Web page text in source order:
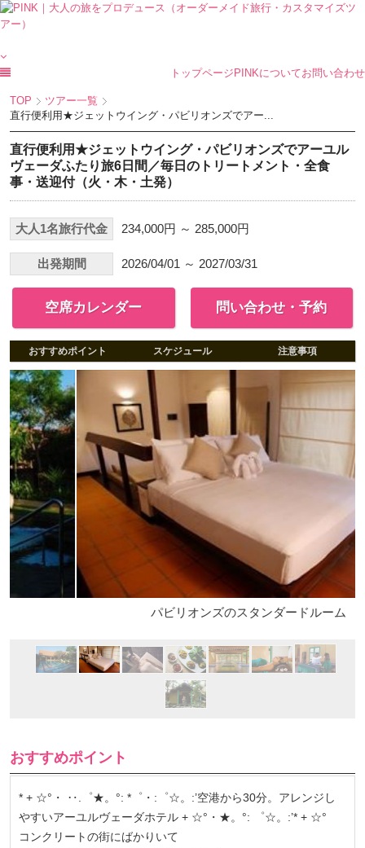
トップページ PINKについてお問い合わせ
TOP
ツアー一覧
直行便利用★ジェットウイング・パビリオンズでアー...
直行便利用★ジェットウイング・パビリオンズでアーユル
ヴェーダふたり旅6日間／毎日のトリートメント・全食
事・送迎付（火・木・土発）
大人1名旅行代金 234,000円 ～ 285,000円
出発期間 2026/04/01 ～ 2027/03/31
空席カレンダー 問い合わせ・予約
おすすめポイント スケジュール 注意事項
パビリオンズのスタンダードルーム
おすすめポイント
* + ☆°・ ‥.゜★。°: *゜・:゜☆。:’空港から30分。アレンジし
やすいアーユルヴェーダホテル + ☆°・★。°: ゜☆。:’* + ☆°
コンクリートの街にばかりいて